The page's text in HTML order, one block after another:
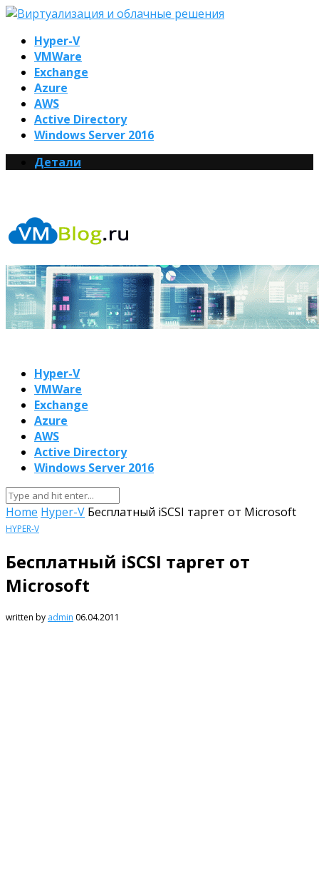
Hyper-V
VMWare
Exchange
Azure
AWS
Active Directory
Windows Server 2016
Детали
Hyper-V
VMWare
Exchange
Azure
AWS
Active Directory
Windows Server 2016
Home Hyper-V Бесплатный iSCSI таргет от Microsoft
HYPER-V
Бесплатный iSCSI таргет от
Microsoft
written by admin 06.04.2011